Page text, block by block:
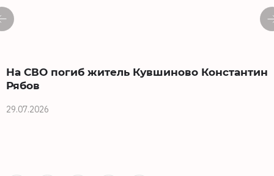
На СВО погиб житель Кувшиново Константин
Рябов
29.07.2026